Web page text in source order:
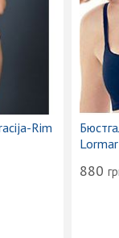
Rim
880